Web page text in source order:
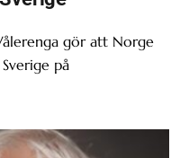
gör att Norge
på